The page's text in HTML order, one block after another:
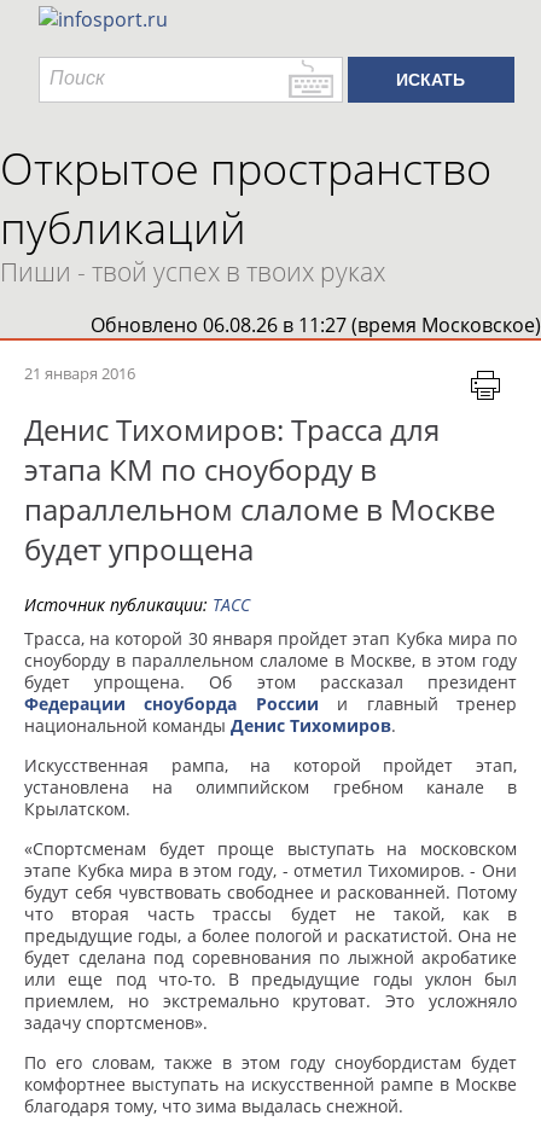
Открытое пространство
публикаций
Пиши - твой успех в твоих руках
Обновлено 06.08.26 в 11:27 (время Московское)
21 января 2016
Денис Тихомиров: Трасса для
этапа КМ по сноуборду в
параллельном слаломе в Москве
будет упрощена
Источник публикации: ТАСС
Трасса, на которой 30 января пройдет этап Кубка мира по
сноуборду в параллельном слаломе в Москве, в этом году
будет упрощена. Об этом рассказал президент
Федерации сноуборда России и главный тренер
национальной команды Денис Тихомиров.
Искусственная рампа, на которой пройдет этап,
установлена на олимпийском гребном канале в
Крылатском.
«Спортсменам будет проще выступать на московском
этапе Кубка мира в этом году, - отметил Тихомиров. - Они
будут себя чувствовать свободнее и раскованней. Потому
что вторая часть трассы будет не такой, как в
предыдущие годы, а более пологой и раскатистой. Она не
будет сделана под соревнования по лыжной акробатике
или еще под что-то. В предыдущие годы уклон был
приемлем, но экстремально крутоват. Это усложняло
задачу спортсменов».
По его словам, также в этом году сноубордистам будет
комфортнее выступать на искусственной рампе в Москве
благодаря тому, что зима выдалась снежной.